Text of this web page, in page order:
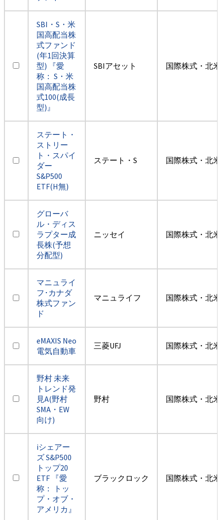
SBI・S・米
国高配当株
式ファンド
(年1回決算
型) 『愛
称： S・米
国高配当株
式100(成長
型)』
SBIアセット 国際株式・北
ステート・
ストリー
ト・スパイ
ダー
S&P500
ETF(H無)
ステート・S 国際株式・北
グローバ
ル・ディス
ラプター成
長株(予想
分配型)
ニッセイ 国際株式・北
マニュライ
フ･カナダ
株式ファン
ド
マニュライフ 国際株式・北
eMAXIS Neo
電気自動車
三菱UFJ 国際株式・北
野村 未来
トレンド発
見A(野村
SMA・EW
向け)
野村 国際株式・北
iシェアー
ズ S&P500
トップ20
ETF 『愛
称： トッ
プ・オブ・
アメリカ』
ブラックロック 国際株式・北